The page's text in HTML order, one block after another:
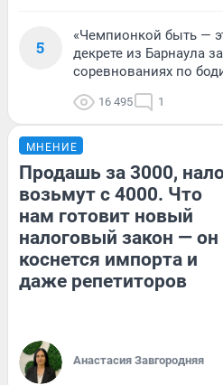
5
«Чемпионкой быть —
декрете из Барнаула
соревнованиях по
16 495 1
МНЕНИЕ
Продашь за 3000,
возьмут с 4000. Что
нам готовит новый
налоговый закон — он
коснется импорта и
даже репетиторов
Анастасия Завгородняя